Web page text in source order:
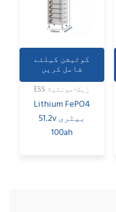
کوٹیشن کیلئے
شامل کریں
رَیک-مونٹیڈ ESS
Lithium FePO4
بیٹری 51.2v
100ah